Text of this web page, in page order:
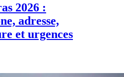
2026 :
adresse,
et urgences